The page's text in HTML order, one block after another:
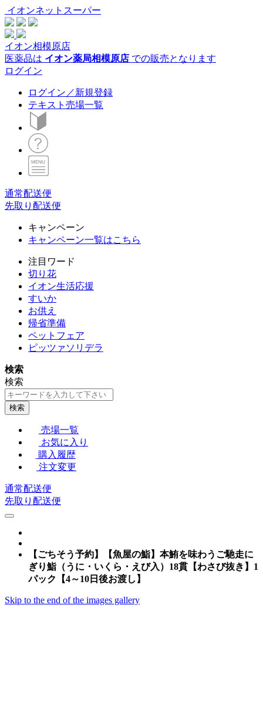
イオンネットスーパー
イオン相模原店
医薬品は イオン薬局相模原店 での販売となります
ログイン
ログイン／新規登録
テキスト売場一覧
通常配送便
先取り配送便
キャンペーン
キャンペーン一覧はこちら
注目ワード
切り花
イオン生活応援
すいか
お供え
帰省準備
ペットフェア
ピッツァソリデラ
検索
検索
検索
売場一覧
お気に入り
購入履歴
注文変更
通常配送便
先取り配送便
【ごちそう予約】【魚屋の鮨】本鮪を味わうご馳走に
ぎり鮨（うに・いくら・えび入）18貫【わさび抜き】1
パック【4～10日後お渡し】
Skip to the end of the images gallery